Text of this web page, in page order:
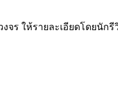
จร ให้รายละเอียดโดยนัก